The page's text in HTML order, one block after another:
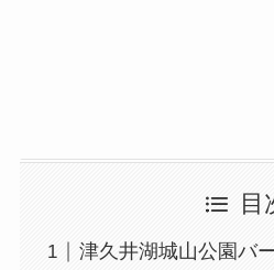
目
津久井湖城山公園バ